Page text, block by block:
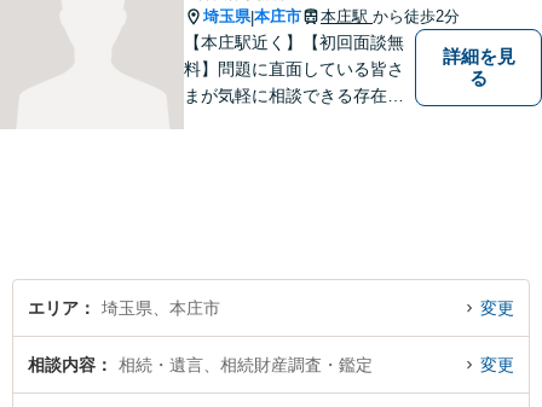
埼玉県|本庄市 本庄駅 から徒歩2分
【本庄駅近く】【初回面談無
料】問題に直面している皆さ
まが気軽に相談できる存在に
相談ください。
詳細を見
る
エリア 埼玉県、本庄市 変更
相談内容 相続・遺言、相続財産調査・鑑定 変更